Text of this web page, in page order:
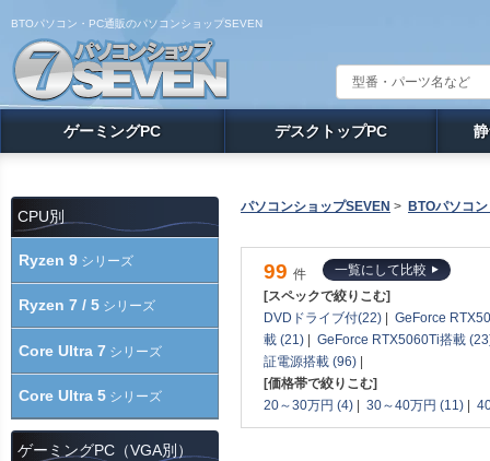
BTOパソコン・PC通販のパソコンショップSEVEN
ゲーミングPC デスクトップPC
パソコンショップSEVEN > BTOパソコ
99 件
一覧にして比較
[スペックで絞りこむ]
DVDドライブ付(22) | GeForce
載 (21) | GeForce RTX5060Ti搭載
証電源搭載 (96) |
[価格帯で絞りこむ]
20～30万円 (4) | 30～40万円 (11) |
CPU別
Ryzen 9 シリーズ
Ryzen 7 / 5 シリーズ
Core Ultra 7 シリーズ
Core Ultra 5 シリーズ
ゲーミングPC（VGA別）